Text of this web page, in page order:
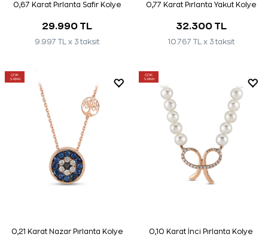
0,67 Karat Pırlanta Safir Kolye
29.990 TL
9.997 TL x 3 taksit
0,77 Karat Pırlanta Yakut Kolye
32.300 TL
10.767 TL x 3 taksit
ÇOK
SATAN
0,21 Karat Nazar Pırlanta Kolye
ÇOK
SATAN
0,10 Karat İnci Pırlanta Kolye